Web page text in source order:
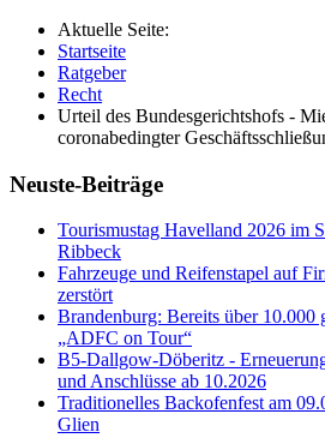
Aktuelle Seite:
Startseite
Ratgeber
Recht
Urteil des Bundesgerichtshofs -
coronabedingter
Neuste-Beiträge
Tourismustag Havelland 2026 im
Ribbeck
Fahrzeuge und Reifenstapel auf
zerstört
Brandenburg: Bereits über 10.000
„ADFC on Tour“
B5-Dallgow-Döberitz -
und Anschlüsse ab 10.2026
Traditionelles Backofenfest am
Glien